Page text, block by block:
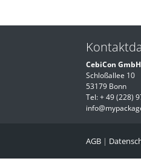
CebiCon GmbH
Schloßallee 10
53179 Bonn
Tel:+ 49 (228)
AGB |